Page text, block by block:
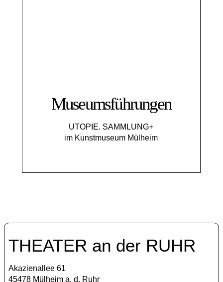
Museumsführungen
UTOPIE. SAMMLUNG+
im Kunstmuseum Mülheim
THEATER an der RUHR
Akazienallee 61
45478 Mülheim a. d. Ruhr